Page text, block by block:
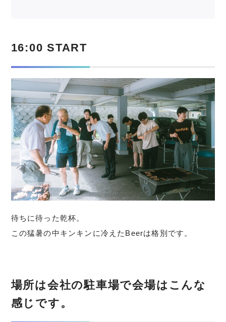
16:00 START
待ちに待った乾杯。
この猛暑の中キンキンに冷えたBeerは格別です。
場所は会社の駐車場で会場はこんな
感じです。